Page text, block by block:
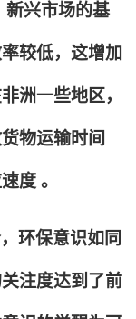
新兴市场的基
较低，这增加
洲一些地区，
物运输时间
度 。
环保意识如同
注度达到了前